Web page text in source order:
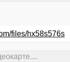
files/hx58s576s